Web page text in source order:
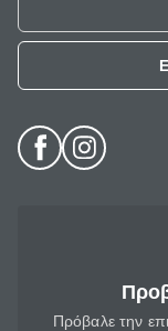
Πρόβαλε την